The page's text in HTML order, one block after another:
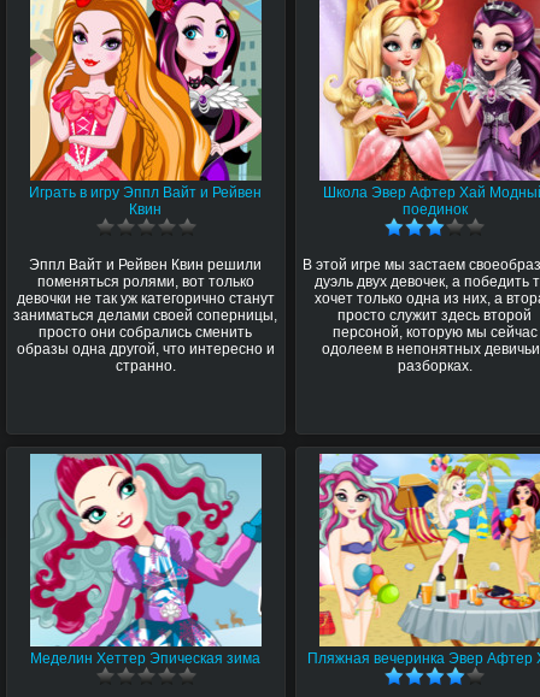
Играть в игру Эппл Вайт и Рейвен
Квин
Эппл Вайт и Рейвен Квин решили
поменяться ролями, вот только
девочки не так уж категорично станут
заниматься делами своей соперницы,
просто они собрались сменить
образы одна другой, что интересно и
странно.
Школа Эвер Афтер Хай
поединок
В этой игре мы застаем
дуэль двух девочек, а победить
хочет только одна из них, а
просто служит здесь второй
персоной, которую мы сейчас
одолеем в непонятных
разборках.
Меделин Хеттер Эпическая зима Пляжная вечеринка Эвер Афтер